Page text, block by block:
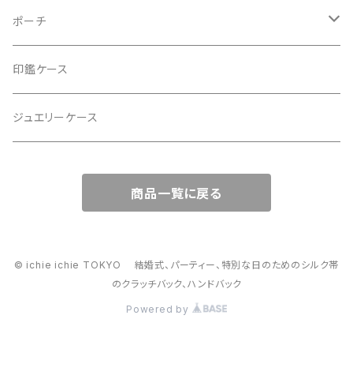
2Wayクラッチバッグ＆ハンドバッグ
ハンドバッグ・ショルダーバッグ
スマホショルダー、サコッシュ
トートーバッグ
コロンとしたハンドバッグ
ポーチ
コロンとした大容量コスメポーチ
ミニポーチ
印鑑ケース
ジュエリーケース
商品一覧に戻る
© ichie ichie TOKYO 結婚式、パーティー、特別な日のためのシルク帯
のクラッチバック、ハンドバック
Powered by